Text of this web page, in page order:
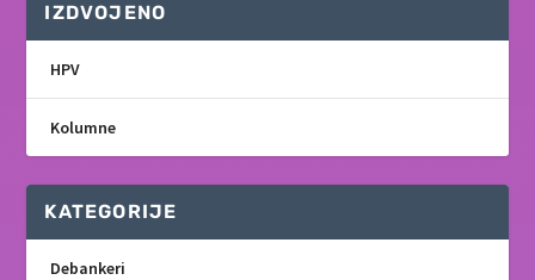
IZDVOJENO
HPV
Kolumne
KATEGORIJE
Debankeri